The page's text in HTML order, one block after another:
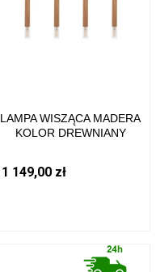
LAMPA WISZĄCA MADERA
KOLOR DREWNIANY
1 149,00 zł